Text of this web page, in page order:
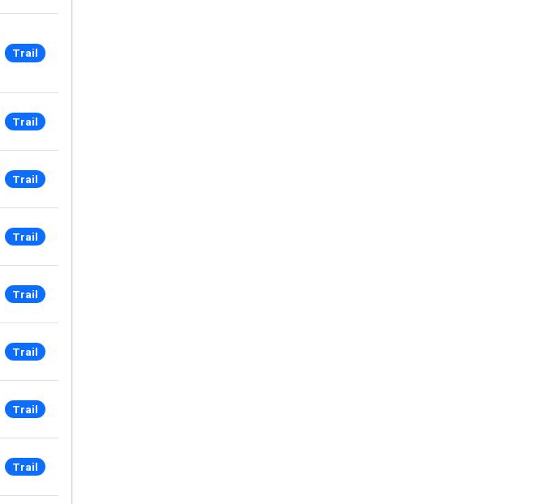
Trail
Trail
Trail
Trail
Trail
Trail
Trail
Trail